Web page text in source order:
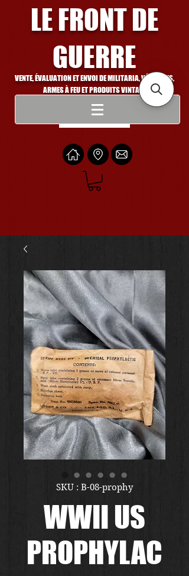
LE FRONT DE
GUERRE
VENTE, ÉVALUATION ET ENVOI DE MILITARIA, VÉHICULES,
ARMES À FEU ET PRODUITS VINTAGE
Se connecter
SKU : B-08-prophy
WWII US
PROPHYLAC